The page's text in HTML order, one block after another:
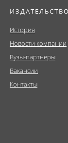
ИЗДАТЕЛЬСТВО
История
Новости компании
Вузы-партнеры
Вакансии
Контакты